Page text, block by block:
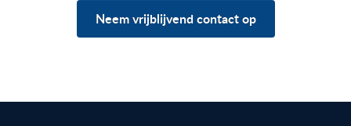
Neem vrijblijvend contact op